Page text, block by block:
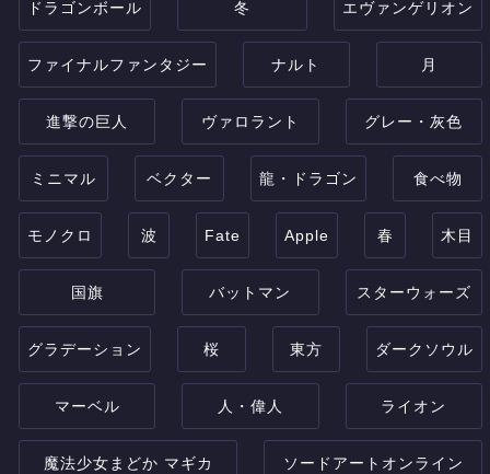
ドラゴンボール 冬 エヴァンゲリオン
ファイナルファンタジー ナルト 月
進撃の巨人 ヴァロラント グレー・灰色
ミニマル ベクター 龍・ドラゴン 食べ物
モノクロ 波 Fate Apple 春 木目
国旗 バットマン スターウォーズ
グラデーション 桜 東方 ダークソウル
マーベル 人・偉人 ライオン
魔法少女まどか マギカ ソードアートオンライン